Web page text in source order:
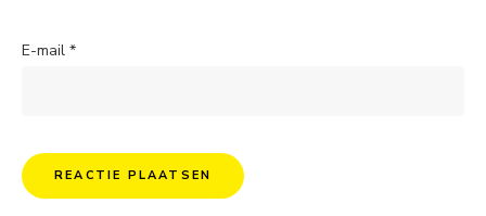
E-mail *